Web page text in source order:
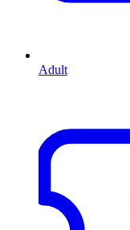
Adult